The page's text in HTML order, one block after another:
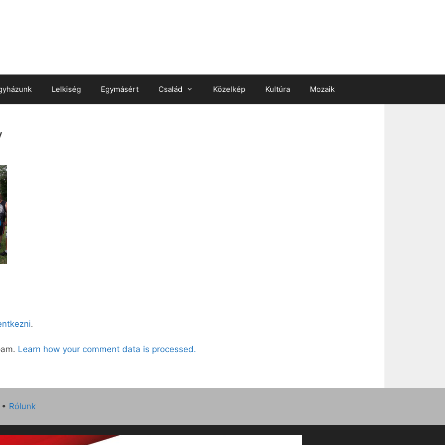
Lelkiség Egymásért Család Közelkép Kultúra Mozaik
.
Learn how your comment data is processed.
• Rólunk